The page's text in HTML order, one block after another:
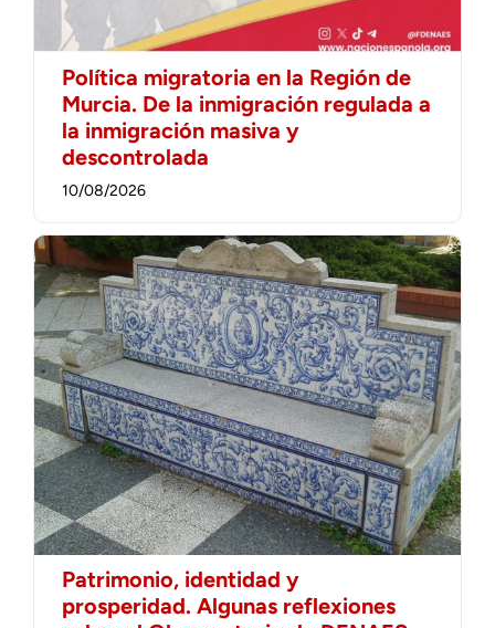
Política migratoria en la Región de
Murcia. De la inmigración regulada a
la inmigración masiva y
descontrolada
10/08/2026
Patrimonio, identidad y
prosperidad. Algunas reflexiones